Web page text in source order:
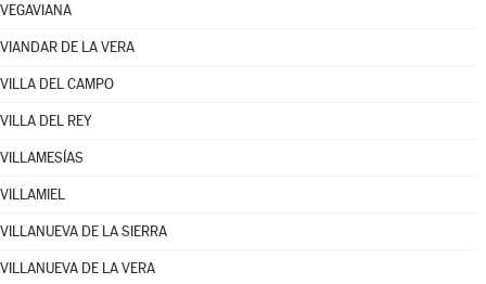
VEGAVIANA
VIANDAR DE LA VERA
VILLA DEL CAMPO
VILLA DEL REY
VILLAMESÍAS
VILLAMIEL
VILLANUEVA DE LA SIERRA
VILLANUEVA DE LA VERA